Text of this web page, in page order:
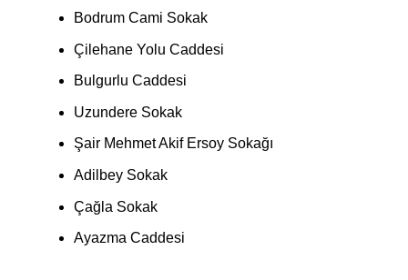
Bodrum Cami Sokak
Çilehane Yolu Caddesi
Bulgurlu Caddesi
Uzundere Sokak
Şair Mehmet Akif Ersoy Sokağı
Adilbey Sokak
Çağla Sokak
Ayazma Caddesi